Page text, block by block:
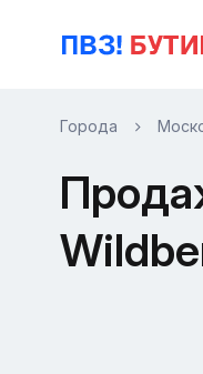
Города